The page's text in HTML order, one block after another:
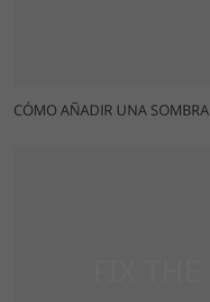
CÓMO AÑADIR UNA